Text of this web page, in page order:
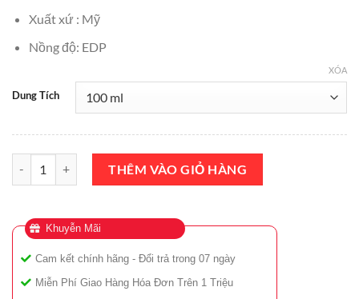
Xuất xứ : Mỹ
Nồng độ: EDP
Dung Tích
XÓA
Nước Hoa Bond No 9 Oud EDP 100ml Chính Hãng số lượng
THÊM VÀO GIỎ HÀNG
Khuyễn Mãi
Cam kết chính hãng - Đổi trả trong 07 ngày
Miễn Phí Giao Hàng Hóa Đơn Trên 1 Triệu